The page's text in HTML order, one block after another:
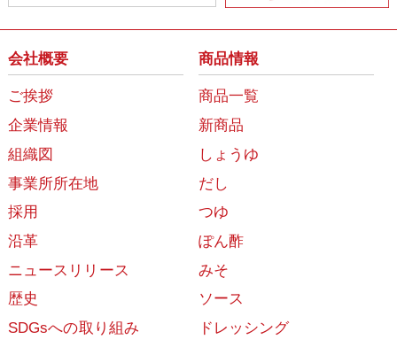
会社概要
ご挨拶
企業情報
組織図
事業所所在地
採用
沿革
ニュースリリース
歴史
SDGsへの取り組み
商品情報
商品一覧
新商品
しょうゆ
だし
つゆ
ぽん酢
みそ
ソース
ドレッシング